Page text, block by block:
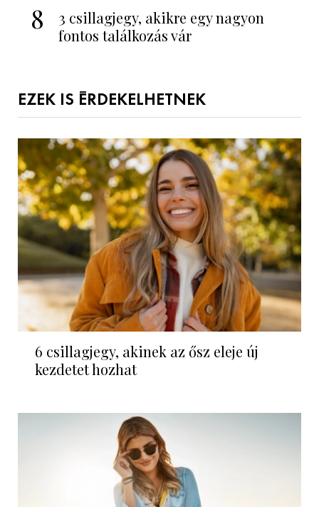
8
3 csillagjegy, akikre egy nagyon
fontos találkozás vár
EZEK IS ÉRDEKELHETNEK
6 csillagjegy, akinek az ősz eleje új
kezdetet hozhat